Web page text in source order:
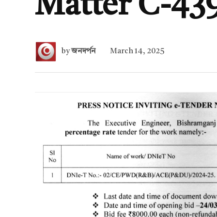
Matter C-
byজনদর্পন March 14, 2025